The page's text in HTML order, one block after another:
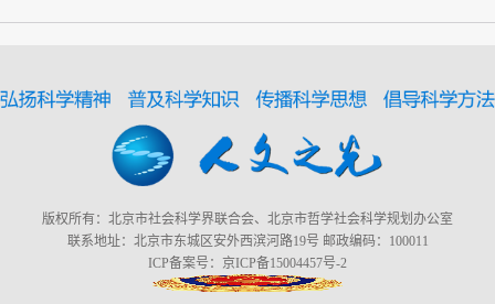
版权所有：北京市社会科学界联合会、北京市哲学社会科学规划办公室
联系地址：北京市东城区安外西滨河路19号 邮政编码：100011
ICP备案号：京ICP备15004457号-2